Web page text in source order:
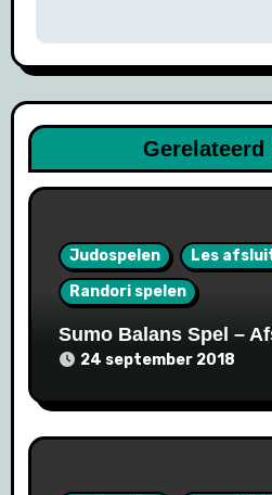
Judospelen
Les
Randori spelen
Sumo Balans Spel –
24 september 2018